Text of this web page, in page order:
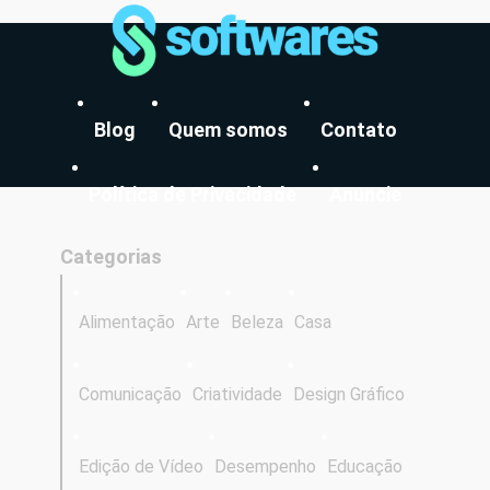
Blog Quem somos Contato
Política de Privacidade Anuncie
Categorias
Alimentação Arte Beleza Casa
Comunicação Criatividade Design Gráfico
Edição de Vídeo Desempenho Educação